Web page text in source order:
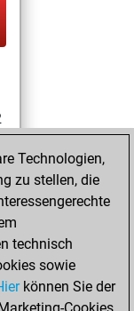
Technologien,
zu stellen, die
technisch
sowie
können Sie der